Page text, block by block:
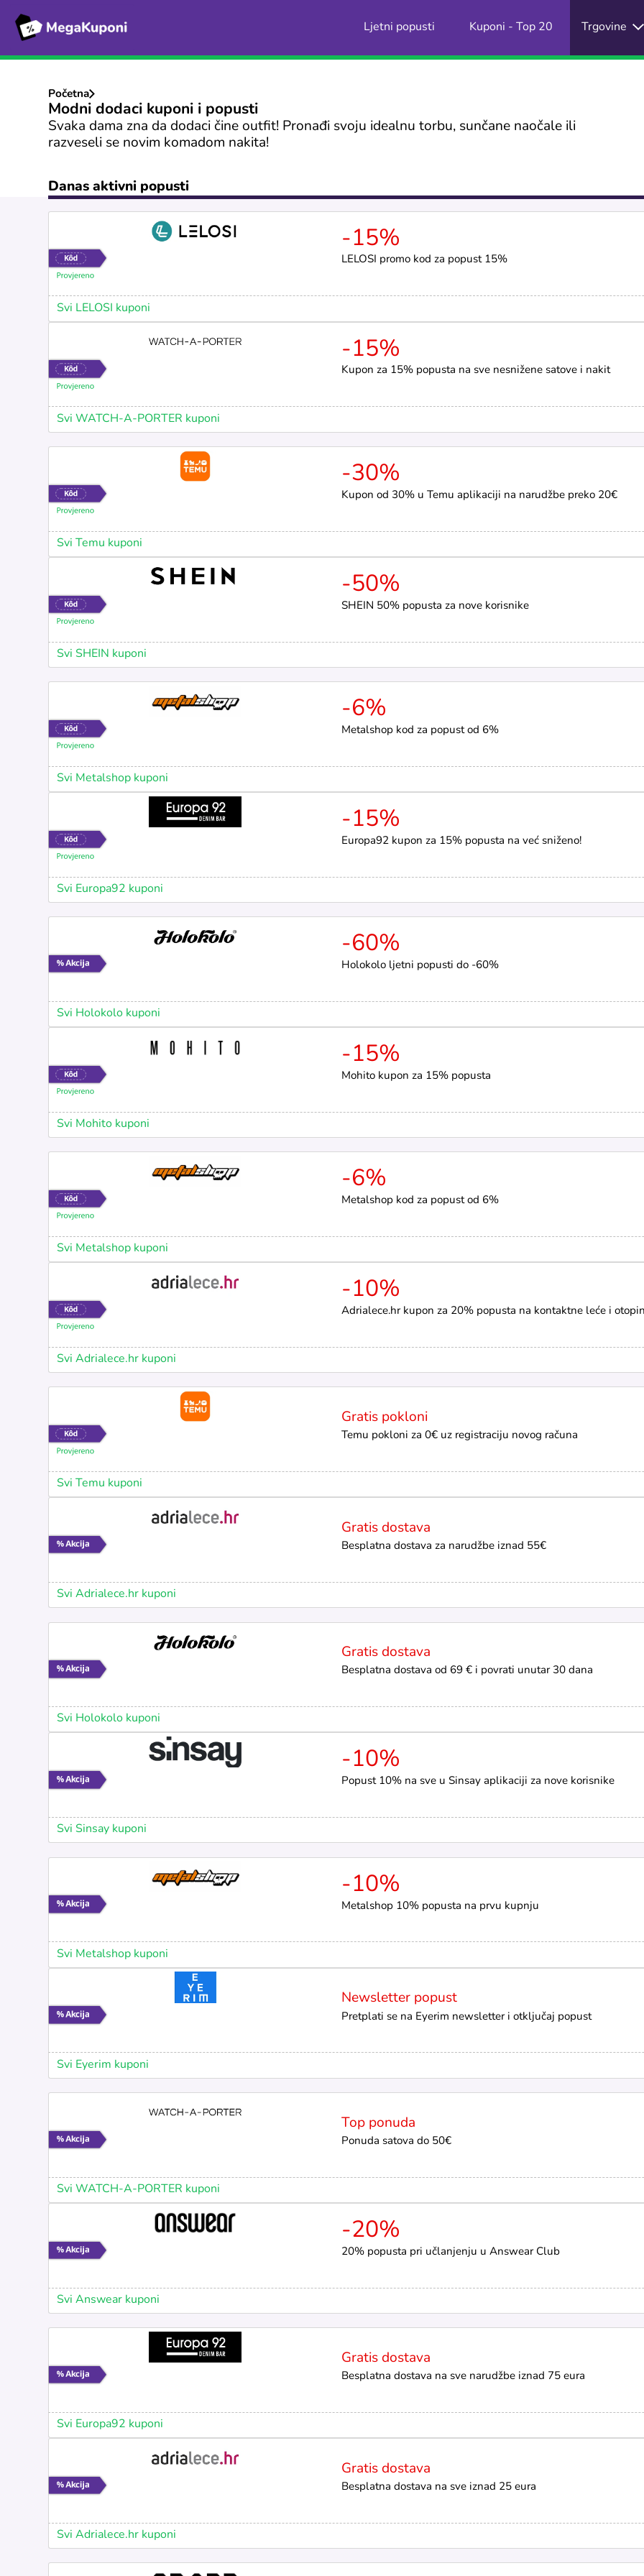
Ljetni popusti Kuponi - Top 20 Trgovine
Početna
Modni dodaci kuponi i popusti
Svaka dama zna da dodaci čine outfit! Pronađi svoju idealnu torbu, sunčane naočale ili
razveseli se novim komadom nakita!
Danas aktivni popusti
-15%
LELOSI promo kod za popust 15%
Svi LELOSI kuponi
-15%
Kupon za 15% popusta na sve nesnižene satove i nakit
Svi WATCH-A-PORTER kuponi
-30%
Kupon od 30% u Temu aplikaciji na narudžbe preko 20€
Svi Temu kuponi
-50%
SHEIN 50% popusta za nove korisnike
Svi SHEIN kuponi
-6%
Metalshop kod za popust od 6%
Svi Metalshop kuponi
-15%
Europa92 kupon za 15% popusta na već sniženo!
Svi Europa92 kuponi
-60%
Holokolo ljetni popusti do -60%
Svi Holokolo kuponi
-15%
Mohito kupon za 15% popusta
Svi Mohito kuponi
-6%
Metalshop kod za popust od 6%
Svi Metalshop kuponi
-10%
Adrialece.hr kupon za 20% popusta na kontaktne leće i
Svi Adrialece.hr kuponi
Gratis pokloni
Temu pokloni za 0€ uz registraciju novog računa
Svi Temu kuponi
Gratis dostava
Besplatna dostava za narudžbe iznad 55€
Svi Adrialece.hr kuponi
Gratis dostava
Besplatna dostava od 69 € i povrati unutar 30 dana
Svi Holokolo kuponi
-10%
Popust 10% na sve u Sinsay aplikaciji za nove korisnike
Svi Sinsay kuponi
-10%
Metalshop 10% popusta na prvu kupnju
Svi Metalshop kuponi
Newsletter popust
Pretplati se na Eyerim newsletter i otključaj popust
Svi Eyerim kuponi
Top ponuda
Ponuda satova do 50€
Svi WATCH-A-PORTER kuponi
-20%
20% popusta pri učlanjenju u Answear Club
Svi Answear kuponi
Gratis dostava
Besplatna dostava na sve narudžbe iznad 75 eura
Svi Europa92 kuponi
Gratis dostava
Besplatna dostava na sve iznad 25 eura
Svi Adrialece.hr kuponi